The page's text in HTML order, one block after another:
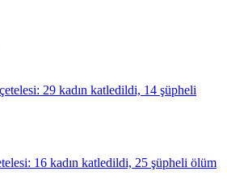
29 kadın katledildi, 14 şüpheli
16 kadın katledildi, 25 şüpheli ölüm